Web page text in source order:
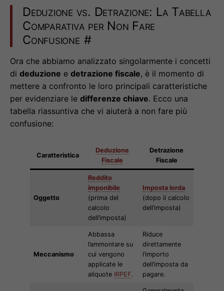
Deduzione vs. Detrazione: La Tabella
Comparativa per Non Fare
Confusione #
Ora che abbiamo analizzato singolarmente i concetti
di deduzione e detrazione fiscale, è il momento di
mettere a confronto le loro principali caratteristiche
per evidenziare le differenze chiave. Ecco una
tabella riassuntiva che vi aiuterà a non fare più
confusione:
Caratteristica
Deduzione
Fiscale
Detrazione
Fiscale
Oggetto
Reddito
imponibile
(prima del
calcolo
dell’imposta)
Imposta lorda
(dopo il calcolo
dell’imposta)
Meccanismo
Abbassa
l’ammontare su
cui vengono
applicate le
aliquote IRPEF.
Riduce
direttamente
l’importo
dell’imposta da
pagare.